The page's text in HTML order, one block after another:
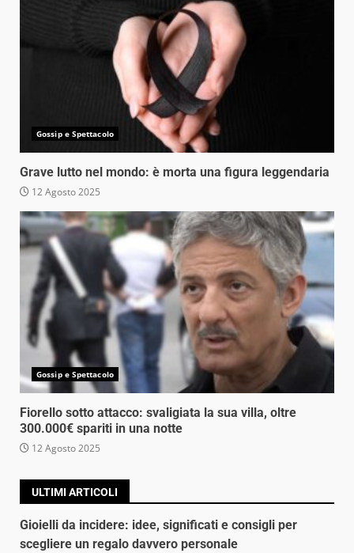
Gossip e Spettacolo
Grave lutto nel mondo: è morta una figura leggendaria
12 Agosto 2025
Gossip e Spettacolo
Fiorello sotto attacco: svaligiata la sua villa, oltre
300.000€ spariti in una notte
12 Agosto 2025
ULTIMI ARTICOLI
Gioielli da incidere: idee, significati e consigli per
scegliere un regalo davvero personale